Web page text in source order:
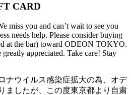
CARD
miss you and can’t wait to see you
needs help. Please consider buying
at the bar) toward ODEON TOKYO.
appreciated. Take care! Stay
ナウイルス感染症拡大の為、オデ
ましたが、この度東京都より自粛